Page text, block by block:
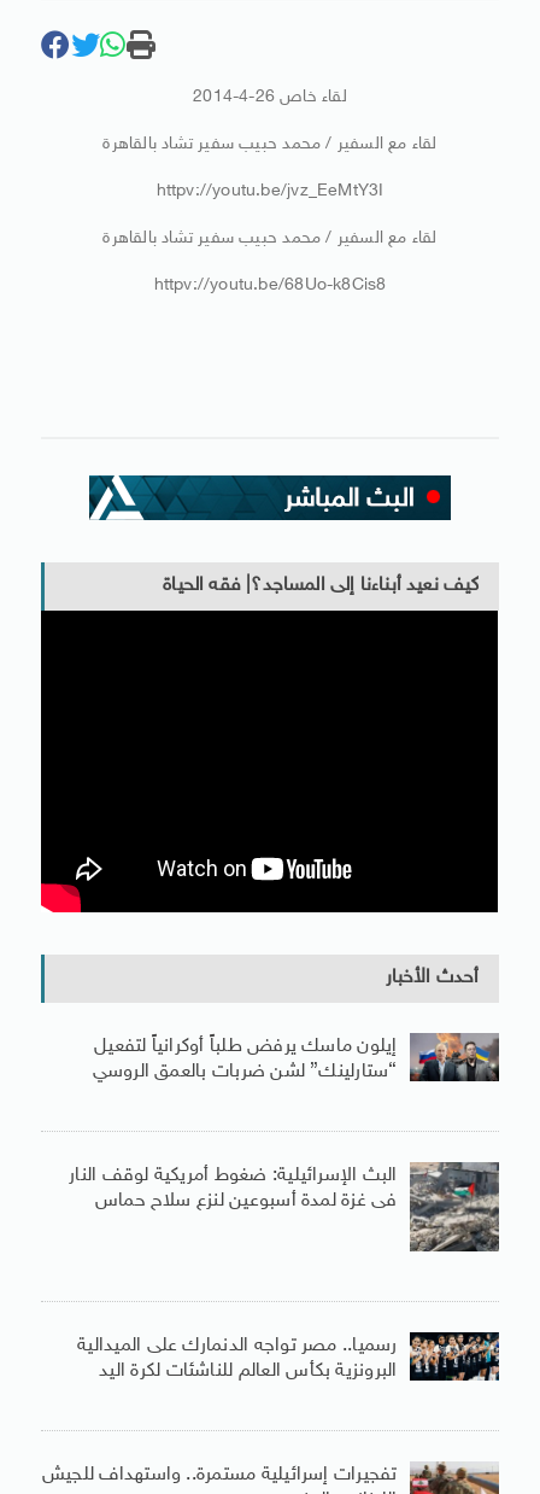
لقاء خاص 26-4-2014
لقاء مع السفير / محمد حبيب سفير تشاد بالقاهرة
httpv://youtu.be/jvz_EeMtY3I
لقاء مع السفير / محمد حبيب سفير تشاد بالقاهرة
httpv://youtu.be/68Uo-k8Cis8
كيف نعيد أبناءنا إلى المساجد؟| فقه الحياة
أحدث الأخبار
إيلون ماسك يرفض طلباً أوكرانياً لتفعيل
“ستارلينك” لشن ضربات بالعمق الروسي
البث الإسرائيلية: ضغوط أمريكية لوقف النار
فى غزة لمدة أسبوعين لنزع سلاح حماس
رسميا.. مصر تواجه الدنمارك على الميدالية
البرونزية بكأس العالم للناشئات لكرة اليد
تفجيرات إسرائيلية مستمرة.. واستهداف للجيش